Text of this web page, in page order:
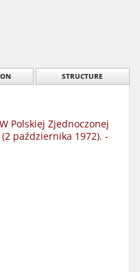
STRUCTURE
Polskiej Zjednoczonej
października 1972). -